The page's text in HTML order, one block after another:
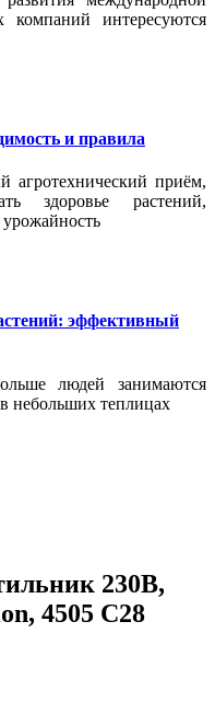
компаний интересуются
и правила
приём,
здоровье растений,
эффективный
людей занимаются
небольших теплицах
230В,
4505 С28